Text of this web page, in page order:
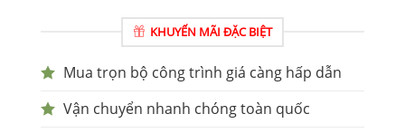
KHUYẾN MÃI ĐẶC BIỆT
Mua trọn bộ công trình giá càng hấp dẫn
Vận chuyển nhanh chóng toàn quốc